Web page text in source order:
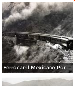
Ferrocarril Mexicano Por el fotografo Hugo Brehme.